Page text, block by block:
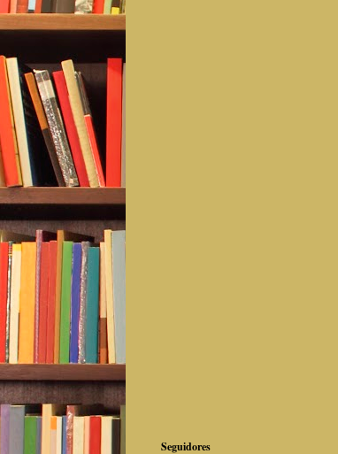
Seguidores